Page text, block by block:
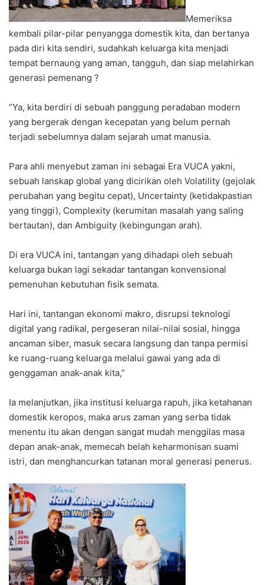
Memeriksa
kembali pilar-pilar penyangga domestik kita, dan bertanya
pada diri kita sendiri, sudahkah keluarga kita menjadi
tempat bernaung yang aman, tangguh, dan siap melahirkan
generasi pemenang ?
“Ya, kita berdiri di sebuah panggung peradaban modern
yang bergerak dengan kecepatan yang belum pernah
terjadi sebelumnya dalam sejarah umat manusia.
Para ahli menyebut zaman ini sebagai Era VUCA yakni,
sebuah lanskap global yang dicirikan oleh Volatility (gejolak
perubahan yang begitu cepat), Uncertainty (ketidakpastian
yang tinggi), Complexity (kerumitan masalah yang saling
bertautan), dan Ambiguity (kebingungan arah).
Di era VUCA ini, tantangan yang dihadapi oleh sebuah
keluarga bukan lagi sekadar tantangan konvensional
pemenuhan kebutuhan fisik semata.
Hari ini, tantangan ekonomi makro, disrupsi teknologi
digital yang radikal, pergeseran nilai-nilai sosial, hingga
ancaman siber, masuk secara langsung dan tanpa permisi
ke ruang-ruang keluarga melalui gawai yang ada di
genggaman anak-anak kita,”
Ia melanjutkan, jika institusi keluarga rapuh, jika ketahanan
domestik keropos, maka arus zaman yang serba tidak
menentu itu akan dengan sangat mudah menggilas masa
depan anak-anak, memecah belah keharmonisan suami
istri, dan menghancurkan tatanan moral generasi penerus.